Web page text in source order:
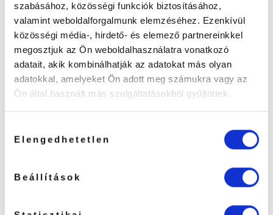
szabásához, közösségi funkciók biztosításához,
valamint weboldalforgalmunk elemzéséhez. Ezenkívül
közösségi média-, hirdető- és elemező partnereinkkel
megosztjuk az Ön weboldalhasználatra vonatkozó
adatait, akik kombinálhatják az adatokat más olyan
adatokkal, amelyeket Ön adott meg számukra vagy az
Ön által használt más szolgáltatásokból gyűjtöttek.
kiválasztása
Elengedhetetlen
Beállítások
Hialuronsavas esszencia
Hidrogél Arcmaszk
1490Ft